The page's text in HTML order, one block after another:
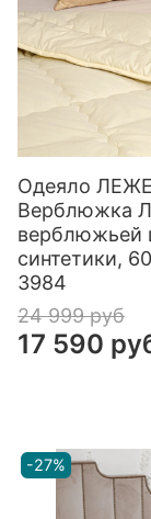
Одеяло
Верблюжка
верблюжьей
синтетики,
3984
24 999 руб
17 590
-27%